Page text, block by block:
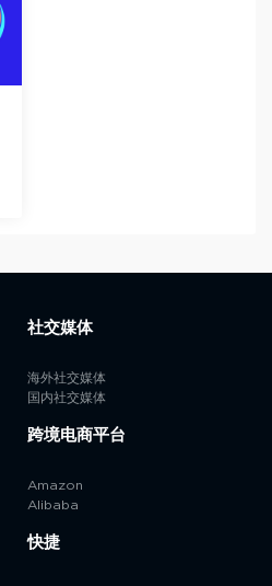
社交媒体
海外社交媒体
国内社交媒体
跨境电商平台
Amazon
Alibaba
快捷